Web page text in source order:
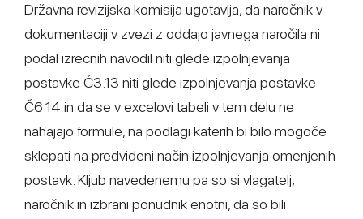
Državna revizijska komisija ugotavlja, da naročnik v
dokumentaciji v zvezi z oddajo javnega naročila ni
podal izrecnih navodil niti glede izpolnjevanja
postavke Č3.13 niti glede izpolnjevanja postavke
Č6.14 in da se v excelovi tabeli v tem delu ne
nahajajo formule, na podlagi katerih bi bilo mogoče
sklepati na predvideni način izpolnjevanja omenjenih
postavk. Kljub navedenemu pa so si vlagatelj,
naročnik in izbrani ponudnik enotni, da so bili